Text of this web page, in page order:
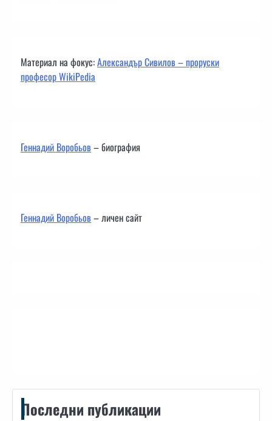
Материал на фокус:Александър Сивилов – проруски
професор WikiPedia
Геннадий Воробьов– биография
Геннадий Воробьов– личен сайт
Последни публикации